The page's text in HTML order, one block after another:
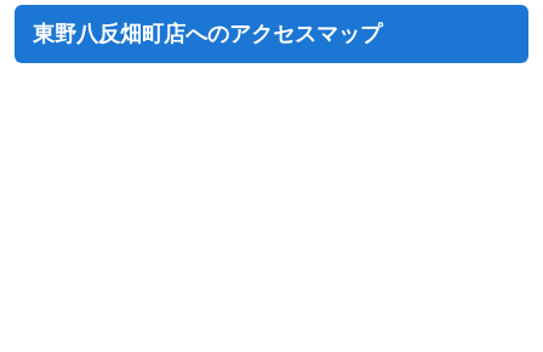
東野八反畑町店へのアクセスマップ